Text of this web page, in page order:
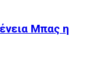
Μπας η